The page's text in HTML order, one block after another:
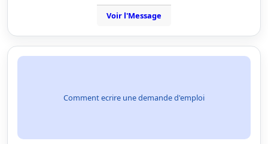
Voir l'Message
Comment ecrire une demande d'emploi